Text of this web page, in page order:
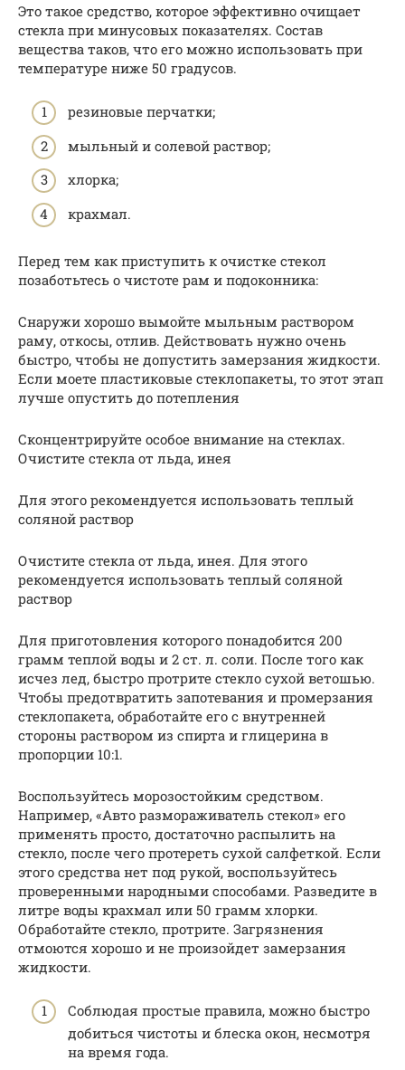
Это такое средство, которое эффективно очищает
стекла при минусовых показателях. Состав
вещества таков, что его можно использовать при
температуре ниже 50 градусов.
резиновые перчатки;
мыльный и солевой раствор;
хлорка;
крахмал.
Перед тем как приступить к очистке стекол
позаботьтесь о чистоте рам и подоконника:
Снаружи хорошо вымойте мыльным раствором
раму, откосы, отлив. Действовать нужно очень
быстро, чтобы не допустить замерзания жидкости.
Если моете пластиковые стеклопакеты, то этот этап
лучше опустить до потепления
Сконцентрируйте особое внимание на стеклах.
Очистите стекла от льда, инея
Для этого рекомендуется использовать теплый
соляной раствор
Очистите стекла от льда, инея. Для этого
рекомендуется использовать теплый соляной
раствор
Для приготовления которого понадобится 200
грамм теплой воды и 2 ст. л. соли. После того как
исчез лед, быстро протрите стекло сухой ветошью.
Чтобы предотвратить запотевания и промерзания
стеклопакета, обработайте его с внутренней
стороны раствором из спирта и глицерина в
пропорции 10:1.
Воспользуйтесь морозостойким средством.
Например, «Авто размораживатель стекол» его
применять просто, достаточно распылить на
стекло, после чего протереть сухой салфеткой. Если
этого средства нет под рукой, воспользуйтесь
проверенными народными способами. Разведите в
литре воды крахмал или 50 грамм хлорки.
Обработайте стекло, протрите. Загрязнения
отмоются хорошо и не произойдет замерзания
жидкости.
Соблюдая простые правила, можно быстро
добиться чистоты и блеска окон, несмотря
на время года.